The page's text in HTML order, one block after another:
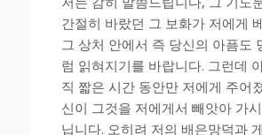
간절히 바랐던 그 보화가 저에게
그 상처 안에서 즉 당신의 아픔도
럼 읽혀지기를 바랍니다. 그런데
직 짧은 시간 동안만 저에게 주어
신이 그것을 저에게서 빼앗아 가
닙니다. 오히려 저의 배은망덕과